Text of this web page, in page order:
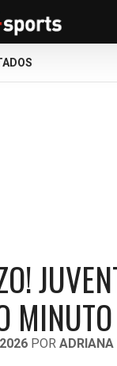
MINUTO
POR ADRIANA